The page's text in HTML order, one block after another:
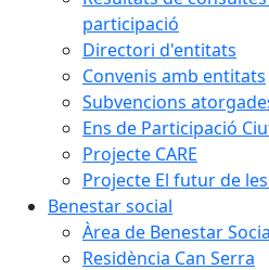
participació
Directori d'entitats
Convenis amb entitats
Subvencions
Ens de Participació
Projecte CARE
Projecte El futur de
Benestar social
Àrea de Benestar
Residència Can Serra